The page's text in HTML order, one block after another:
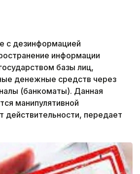
с дезинформацией
информации
базы лиц,
денежные средств через
(банкоматы). Данная
манипулятивной
действительности, передает